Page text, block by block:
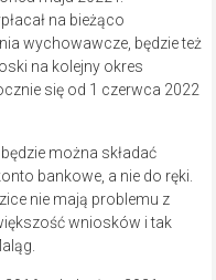
na bieżąco
wychowawcze, będzie też
na kolejny okres
się od 1 czerwca 2022
można składać
bankowe, a nie do ręki.
nie mają problemu z
wniosków i tak